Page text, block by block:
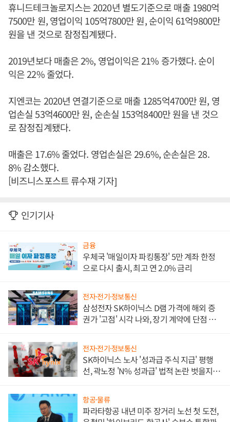
휴니드테크놀로지스는 2020년 별도기준으로 매출 1980억
7500만 원, 영업이익 105억7800만 원, 순이익 61억9800만
원을 낸 것으로 잠정집계됐다.
2019년보다 매출은 2%, 영업이익은 21% 증가했다. 순이
익은 22% 줄었다.
지엔코는 2020년 연결기준으로 매출 1285억4700만 원, 영
업손실 53억4600만 원, 순손실 153억8400만 원을 낸 것으
로 잠정집계됐다.
매출은 17.6% 줄었다. 영업손실은 29.6%, 순손실은 28.
8% 감소했다.
[비즈니스포스트 류수재 기자]
인기기사
금융
우체국 '매일이자 파킹통장' 5만 계좌 한정
으로 다시 출시, 최고 연 2.0% 금리
전자·전기·정보통신
삼성전자 SK하이닉스 D램 가격에 해외 증
권가 '고점' 시각 나와, 장기 계약에 단점 부
전자·전기·정보통신
SK하이닉스 노사 '성과급 주식 지급' 평행
선, 곽노정 'N% 성과급' 법적 논란 벗을지 주
항공·물류
파라타항공 내년 미주 장거리 노선 첫 도전,